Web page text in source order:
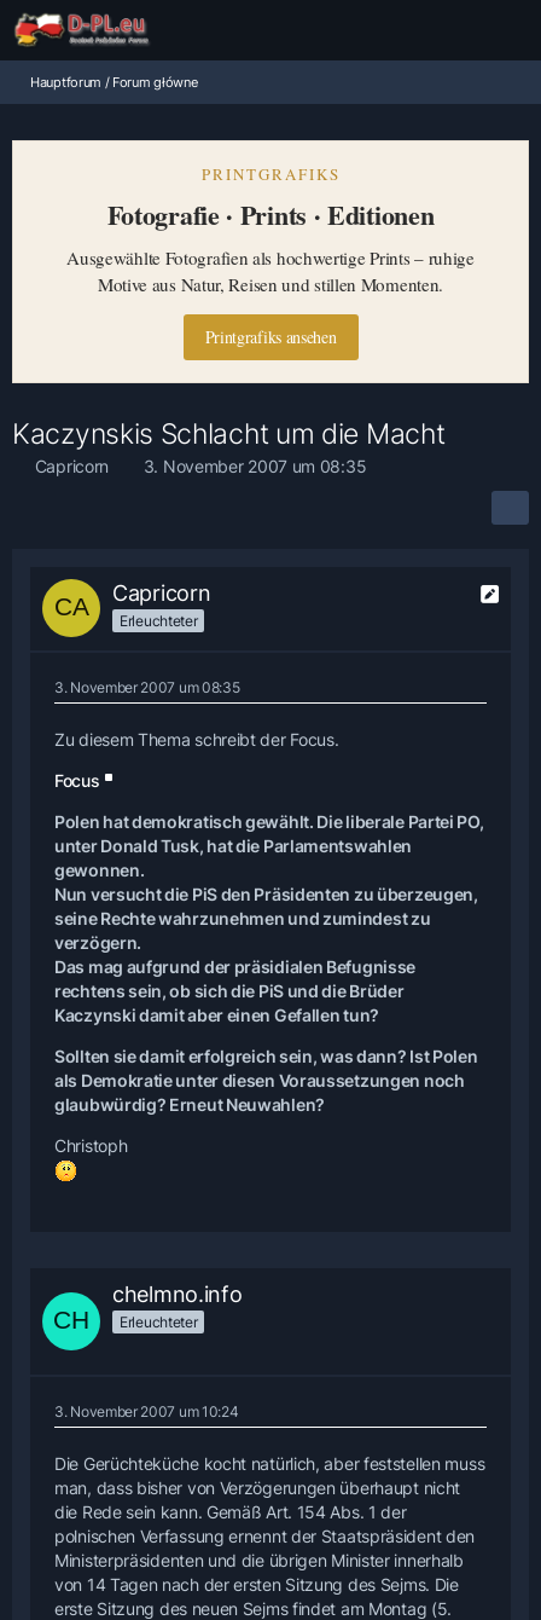
Hauptforum / Forum główne
PRINTGRAFIKS
Fotografie · Prints · Editionen
Ausgewählte Fotografien als hochwertige Prints – ruhige
Motive aus Natur, Reisen und stillen Momenten.
Printgrafiks ansehen
Kaczynskis Schlacht um die Macht
Capricorn 3. November 2007 um 08:35
Capricorn
Erleuchteter
3. November 2007 um 08:35
Zu diesem Thema schreibt der Focus.
Focus
Polen hat demokratisch gewählt. Die liberale Partei PO,
unter Donald Tusk, hat die Parlamentswahlen
gewonnen.
Nun versucht die PiS den Präsidenten zu überzeugen,
seine Rechte wahrzunehmen und zumindest zu
verzögern.
Das mag aufgrund der präsidialen Befugnisse
rechtens sein, ob sich die PiS und die Brüder
Kaczynski damit aber einen Gefallen tun?
Sollten sie damit erfolgreich sein, was dann? Ist Polen
als Demokratie unter diesen Voraussetzungen noch
glaubwürdig? Erneut Neuwahlen?
Christoph
chelmno.info
Erleuchteter
3. November 2007 um 10:24
Die Gerüchteküche kocht natürlich, aber feststellen muss
man, dass bisher von Verzögerungen überhaupt nicht
die Rede sein kann. Gemäß Art. 154 Abs. 1 der
polnischen Verfassung ernennt der Staatspräsident den
Ministerpräsidenten und die übrigen Minister innerhalb
von 14 Tagen nach der ersten Sitzung des Sejms. Die
erste Sitzung des neuen Sejms findet am Montag (5.